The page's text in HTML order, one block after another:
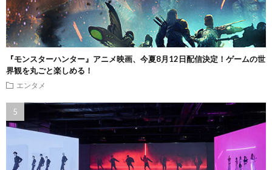
『モンスターハンター』アニメ映画、今夏8月12日配信決定！ゲームの世
界観を丸ごと楽しめる！
エンタメ